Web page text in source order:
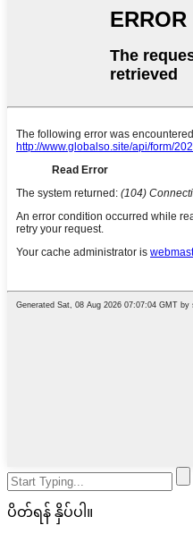
ပိတ်ရန် နှိပ်ပါ။